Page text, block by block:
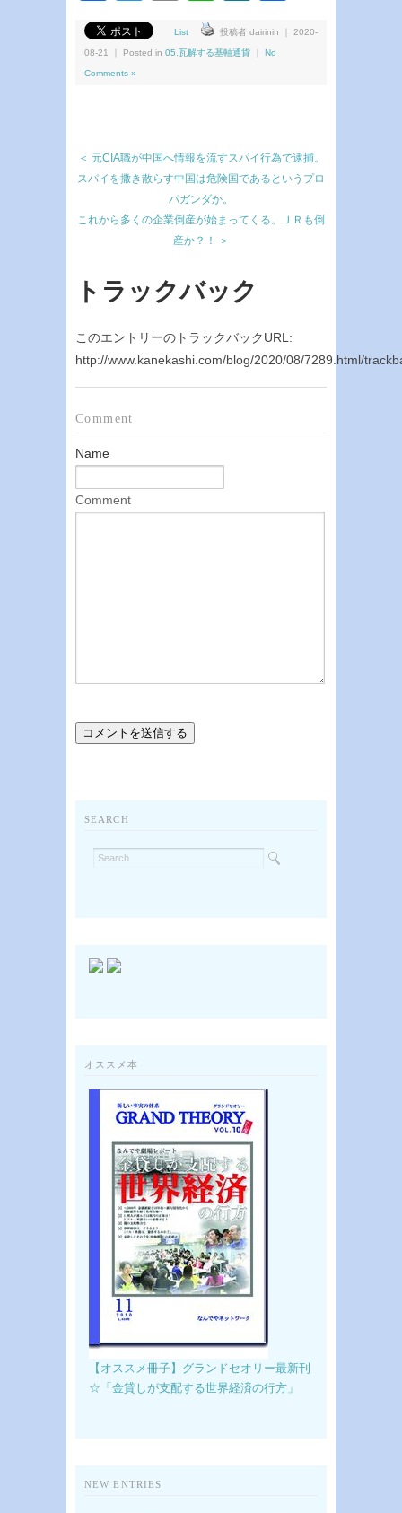
List 投稿者 dairinin ｜ 2020-
08-21 ｜ Posted in 05.瓦解する基軸通貨 No
Comments »
＜ 元CIA職が中国へ情報を流すスパイ行為で逮捕。
スパイを撒き散らす中国は危険国であるというプロ
パガンダか。
これから多くの企業倒産が始まってくる。ＪＲも倒
産か？！ ＞
トラックバック
このエントリーのトラックバックURL:
http://www.kanekashi.com/blog/2020/08/7289.html/
Comment
Name
Comment
SEARCH
オススメ本
【オススメ冊子】グランドセオリー最新刊
☆「金貸しが支配する世界経済の行方」
NEW ENTRIES